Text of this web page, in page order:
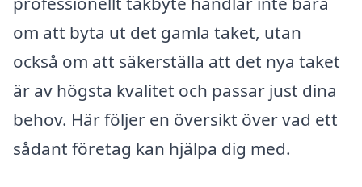
om att byta ut det gamla taket, utan
också om att säkerställa att det nya taket
är av högsta kvalitet och passar just dina
behov. Här följer en översikt över vad ett
sådant företag kan hjälpa dig med.